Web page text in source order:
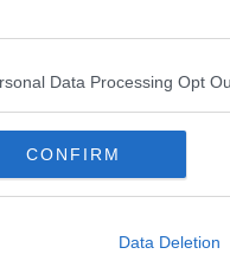
Data Processing Opt
CONFIRM
Data Deletion
cald.
și se unge cu ulei.